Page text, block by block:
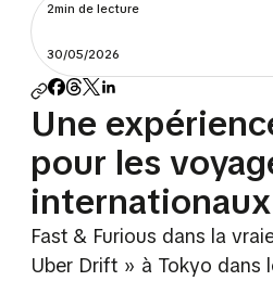
2min de lecture
30/05/2026
Une
pour les
Fast & Furious dans la
Uber Drift » à Tokyo dans